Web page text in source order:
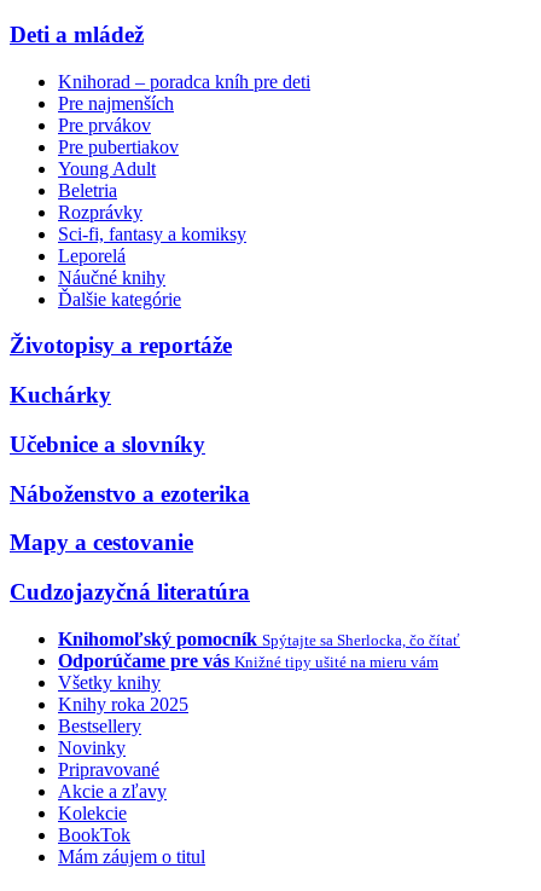
Deti a mládež
Knihorad – poradca kníh pre deti
Pre najmenších
Pre prvákov
Pre pubertiakov
Young Adult
Beletria
Rozprávky
Sci-fi, fantasy a komiksy
Leporelá
Náučné knihy
Ďalšie kategórie
Životopisy a reportáže
Kuchárky
Učebnice a slovníky
Náboženstvo a ezoterika
Mapy a cestovanie
Cudzojazyčná literatúra
Knihomoľský pomocník Spýtajte sa Sherlocka, čo čítať
Odporúčame pre vás Knižné tipy ušité na mieru vám
Všetky knihy
Knihy roka 2025
Bestsellery
Novinky
Pripravované
Akcie a zľavy
Kolekcie
BookTok
Mám záujem o titul